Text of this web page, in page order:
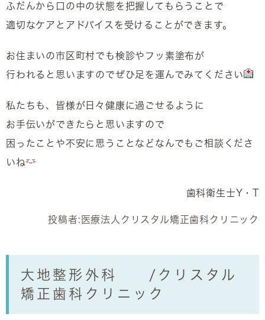
ふだんから口の中の状態を把握してもらうことで
適切なケアとアドバイスを受けることができます。
お住まいの市区町村でも検診やフッ素塗布が
行われると思いますのでぜひ足を運んでみてください
私たちも、皆様が日々健康に過ごせるように
お手伝いができたらと思いますので
困ったことや不安に思うことなどなんでもご相談くださ
いね
歯科衛生士Y・T
投稿者: 医療法人クリスタル矯正歯科クリニック
大地整形外科 /クリスタル
矯正歯科クリニック